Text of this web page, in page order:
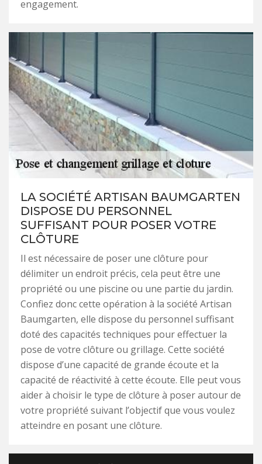
engagement.
LA SOCIÉTÉ ARTISAN BAUMGARTEN
DISPOSE DU PERSONNEL
SUFFISANT POUR POSER VOTRE
CLÔTURE
Il est nécessaire de poser une clôture pour
délimiter un endroit précis, cela peut être une
propriété ou une piscine ou une partie du jardin.
Confiez donc cette opération à la société Artisan
Baumgarten, elle dispose du personnel suffisant
doté des capacités techniques pour effectuer la
pose de votre clôture ou grillage. Cette société
dispose d’une capacité de grande écoute et la
capacité de réactivité à cette écoute. Elle peut vous
aider à choisir le type de clôture à poser autour de
votre propriété suivant l’objectif que vous voulez
atteindre en posant une clôture.